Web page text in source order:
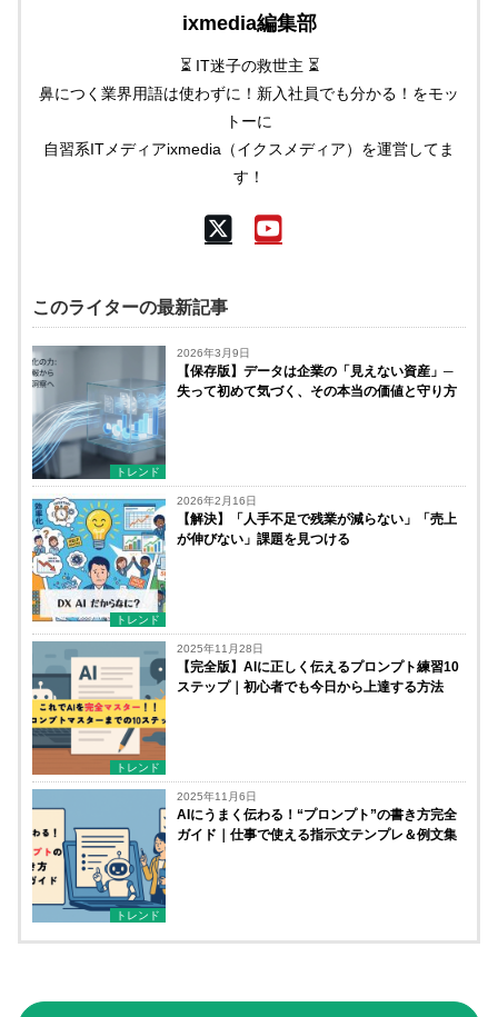
ixmedia編集部
⏳ IT迷子の救世主 ⏳
鼻につく業界用語は使わずに！新入社員でも分かる！をモッ
トーに
自習系ITメディアixmedia（イクスメディア）を運営してま
す！
このライターの最新記事
トレンド
2026年3月9日
【保存版】データは企業の「見えない資産」─
失って初めて気づく、その本当の価値と守り方
トレンド
2026年2月16日
【解決】「人手不足で残業が減らない」「売上
が伸びない」課題を見つける
トレンド
2025年11月28日
【完全版】AIに正しく伝えるプロンプト練習10
ステップ｜初心者でも今日から上達する方法
トレンド
2025年11月6日
AIにうまく伝わる！“プロンプト”の書き方完全
ガイド｜仕事で使える指示文テンプレ＆例文集